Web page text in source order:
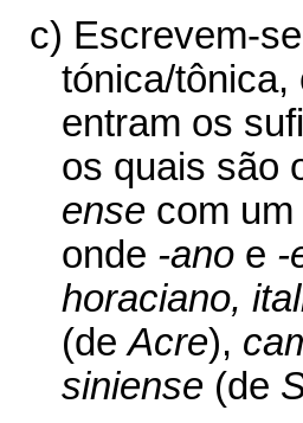
c) Escrevem-
tónica/tônica,
entram os
os quais são
ense com um
onde -ano e -
horaciano,
(deAcre),
siniense (de